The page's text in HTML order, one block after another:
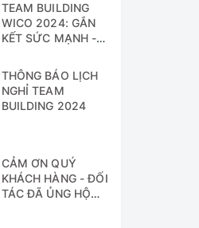
TEAM BUILDING
WICO 2024: GẮN
KẾT SỨC MẠNH -
THÀNH CÔNG
THÔNG BÁO LỊCH
NGHỈ TEAM
BUILDING 2024
CẢM ƠN QUÝ
KHÁCH HÀNG - ĐỐI
TÁC ĐÃ ỦNG HỘ